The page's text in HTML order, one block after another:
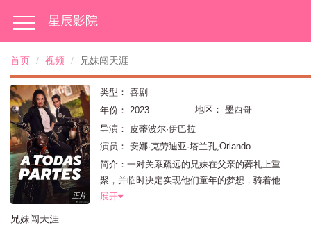
星辰影院
首页 视频 兄妹闯天涯
正片
兄妹闯天涯
类型：
喜剧
年份：
2023 地区：
墨西哥
导演：
皮蒂波尔·伊巴拉
演员：
安娜·克劳迪亚·塔兰孔,Orlando
Moguel,David Chocarro,马里修·奥查曼,安娜·莎
若狄拉,罗伯特·索萨,Diana Bovio,伊兰·卡斯蒂
洛,诺玛·安吉里卡,费尔明·马丁内斯,里贾纳·帕
简介：一对关系疏远的兄妹在父亲的葬礼上重
聚，并临时决定实现他们童年的梦想，骑着他
展开